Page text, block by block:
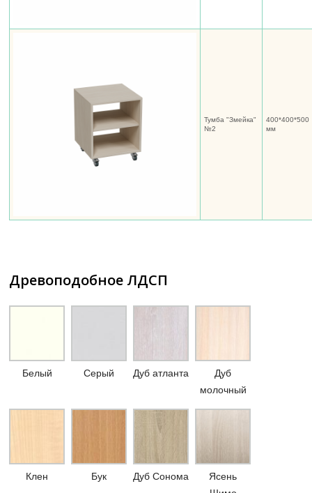
Тумба "Змейка"
№2
400*400*500
мм
Древоподобное ЛДСП
Белый Серый Дуб атланта
Дуб
молочный
Клен Бук Дуб Сонома
Ясень